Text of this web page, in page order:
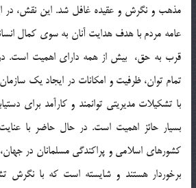
مذهب و نگرش و عقيده غافل شد. اين نقش، در
عامه مردم با هدف هدايت آنان به سوي كمال
قرب به حق، بيش از همه داراي اهميت است. در
تمام توان، ظرفيت و امكانات در ايجاد يك
با تشكيلات مديريتي توانمند و كارآمد براي
بسيار حائز اهميت است. در حال حاضر با
كشورهاي اسلامي و پراكندگي مسلمانان در
برخوردار هستند و شايسته است كه با نگرش